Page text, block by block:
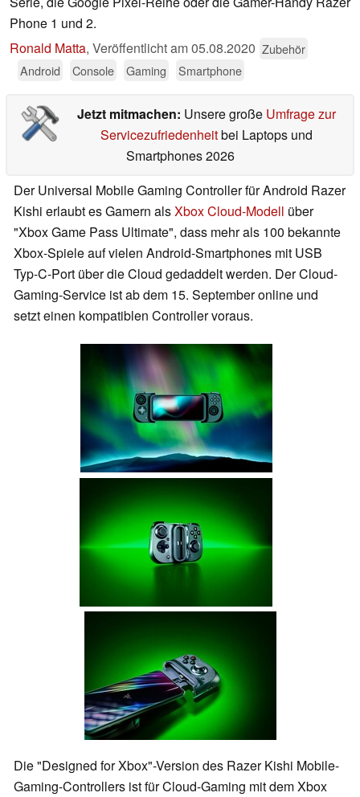
Phone 1 und 2.
Ronald Matta, Veröffentlicht am05.08.2020 Zubehör
Android
Console Gaming Smartphone
Jetzt mitmachen: Unsere große Umfrage zur
Servicezufriedenheitbei Laptops und
Smartphones 2026
Der Universal Mobile Gaming Controller für Android Razer
Kishi erlaubt es Gamern alsXbox Cloud-Modell über
"Xbox Game Pass Ultimate", dass mehr als 100 bekannte
Xbox-Spiele auf vielen Android-Smartphones mit USB
Typ-C-Port über die Cloud gedaddelt werden. Der Cloud-
Gaming-Service ist ab dem 15. September online und
setzt einen kompatiblen Controller voraus.
Die "Designed for Xbox"-Version des Razer Kishi Mobile-
Gaming-Controllers ist für Cloud-Gaming mit dem Xbox